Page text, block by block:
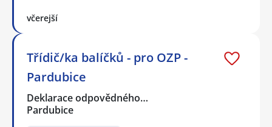
včerejší
Třídič/ka balíčků - pro OZP -
Pardubice
Deklarace odpovědného…
Pardubice